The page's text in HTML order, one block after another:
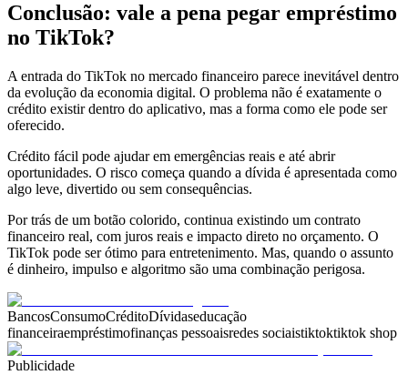
Conclusão: vale a pena pegar empréstimo
no TikTok?
A entrada do TikTok no mercado financeiro parece inevitável dentro
da evolução da economia digital. O problema não é exatamente o
crédito existir dentro do aplicativo, mas a forma como ele pode ser
oferecido.
Crédito fácil pode ajudar em emergências reais e até abrir
oportunidades. O risco começa quando a dívida é apresentada como
algo leve, divertido ou sem consequências.
Por trás de um botão colorido, continua existindo um contrato
financeiro real, com juros reais e impacto direto no orçamento. O
TikTok pode ser ótimo para entretenimento. Mas, quando o assunto
é dinheiro, impulso e algoritmo são uma combinação perigosa.
BancosConsumoCréditoDívidaseducação
financeiraempréstimofinanças pessoaisredes sociaistiktoktiktok shop
Publicidade